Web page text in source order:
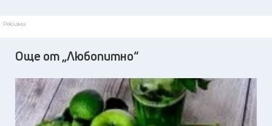
Реклама
Още от „Любопитно“